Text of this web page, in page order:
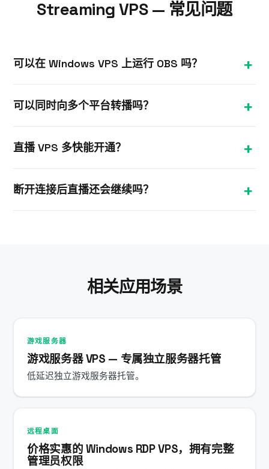
Streaming VPS — 常见问题
可以在 Windows VPS 上运行 OBS 吗？
中继和全天候循环直播。请注意，需要 GPU 加速的游
GPU 配置选项。
可以同时向多个平台转播吗？
转发至多个平台，充分利用 VPS 的高速上行带宽。
直播 VPS 多快能开通？
成配置，您将收到 IP 地址和 RDP 凭据，可立即开始
断开连接后直播还会继续吗？
相关应用场景
游戏服务器
游戏服务器 VPS — 专属独立服务器托管
低延迟独立游戏服务器托管。
远程桌面
价格实惠的 Windows RDP VPS，拥有完整
管理员权限